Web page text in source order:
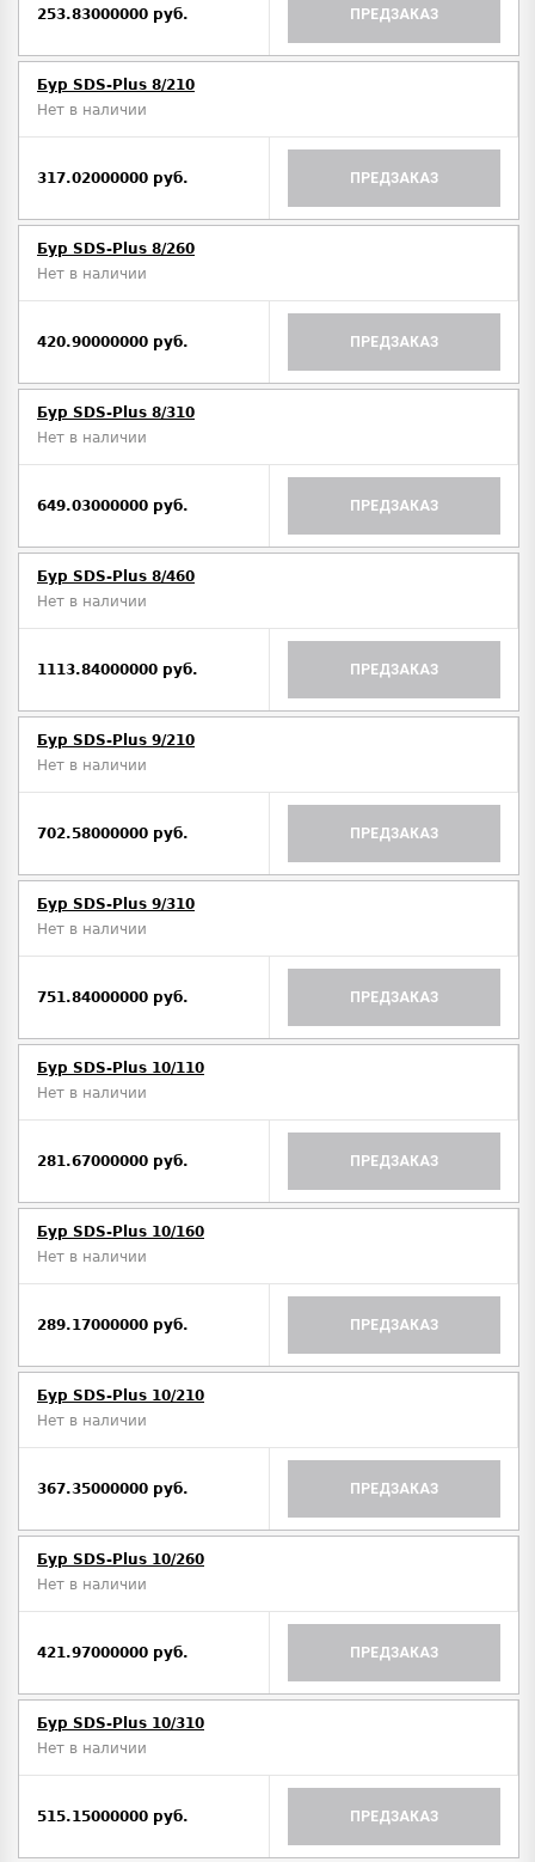
253.83000000 руб. ПРЕДЗАКАЗ
Бур SDS-Plus 8/210
Нет в наличии
317.02000000 руб. ПРЕДЗАКАЗ
Бур SDS-Plus 8/260
Нет в наличии
420.90000000 руб. ПРЕДЗАКАЗ
Бур SDS-Plus 8/310
Нет в наличии
649.03000000 руб. ПРЕДЗАКАЗ
Бур SDS-Plus 8/460
Нет в наличии
1113.84000000 руб. ПРЕДЗАКАЗ
Бур SDS-Plus 9/210
Нет в наличии
702.58000000 руб. ПРЕДЗАКАЗ
Бур SDS-Plus 9/310
Нет в наличии
751.84000000 руб. ПРЕДЗАКАЗ
Бур SDS-Plus 10/110
Нет в наличии
281.67000000 руб. ПРЕДЗАКАЗ
Бур SDS-Plus 10/160
Нет в наличии
289.17000000 руб. ПРЕДЗАКАЗ
Бур SDS-Plus 10/210
Нет в наличии
367.35000000 руб. ПРЕДЗАКАЗ
Бур SDS-Plus 10/260
Нет в наличии
421.97000000 руб. ПРЕДЗАКАЗ
Бур SDS-Plus 10/310
Нет в наличии
515.15000000 руб. ПРЕДЗАКАЗ